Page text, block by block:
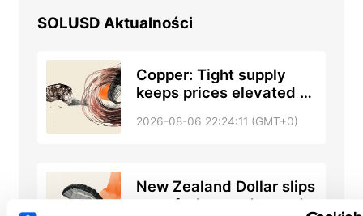
SOLUSD Aktualności
Copper: Tight supply
keeps prices elevated –
2026-08-06 22:24:11 (GMT+0)
New Zealand Dollar slips
as safe-haven demand